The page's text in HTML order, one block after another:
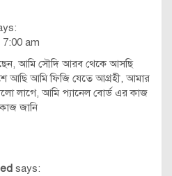
am
আমি সৌদি আরব থেকে আসছি
আছি আমি ফিজি যেতে আগ্রহী, আমার
লাগে, আমি প্যানেল বোর্ড এর কাজ
জানি
says: